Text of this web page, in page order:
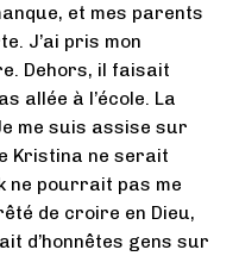
et mes parents
J’ai pris mon
Dehors, il faisait
allée à l’école. La
me suis assise sur
Kristina ne serait
ne pourrait pas me
de croire en Dieu,
d’honnêtes gens sur